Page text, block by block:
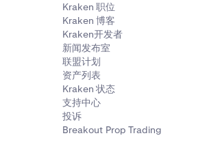
Kraken 职位
Kraken 博客
Kraken开发者
新闻发布室
联盟计划
资产列表
Kraken 状态
支持中心
投诉
Breakout Prop Trading